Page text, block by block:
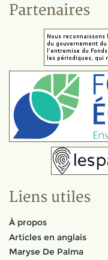
Partenaires
Liens utiles
À propos
Articles en anglais
Maryse De Palma